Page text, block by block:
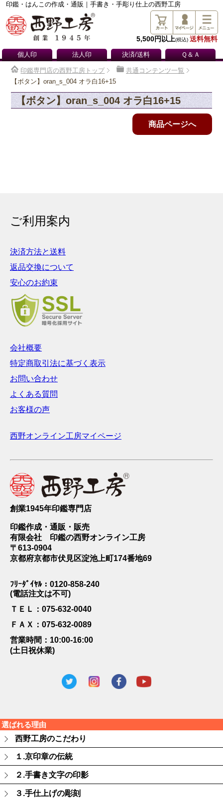
印鑑・はんこの作成・通販｜手書き・手彫り仕上の西野工房
5,500円以上(税込) 送料無料
個人印 法人印 決済/送料 Ｑ＆Ａ
印鑑専門店の西野工房トップ
共通コンテンツ一覧
【ボタン】oran_s_004 オラ白16+15
【ボタン】oran_s_004 オラ白16+15
商品ページへ
ご利用案内
決済方法と送料
返品交換について
安心のお約束
会社概要
特定商取引法に基づく表示
お問い合わせ
よくある質問
お客様の声
西野オンライン工房マイページ
創業1945年印鑑専門店
印鑑作成・通販・販売
有限会社 印鑑の西野オンライン工房
〒613-0904
京都府京都市伏見区淀池上町174番地69
ﾌﾘｰﾀﾞｲﾔﾙ：0120-858-240
(電話注文は不可)
ＴＥＬ：075-632-0040
ＦＡＸ：075-632-0089
営業時間：10:00-16:00
(土日祝休業)
選ばれる理由
西野工房のこだわり
１.京印章の伝統
２.手書き文字の印影
３.手仕上げの彫刻